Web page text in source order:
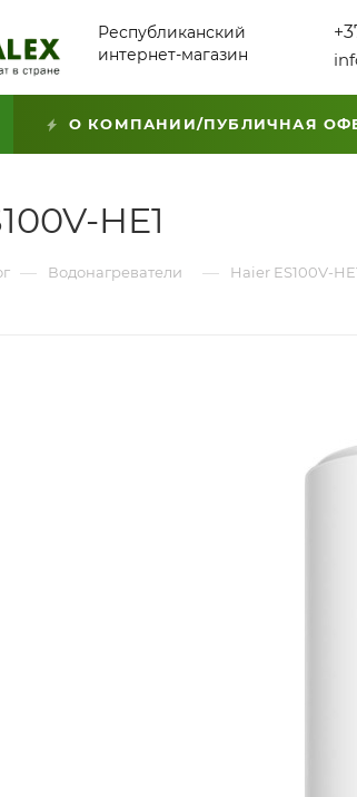
Республиканский
интернет-магазин
О КОМПАНИИ/ПУБЛИЧНАЯ
HE1
— Водонагреватели — Haier ES100V-